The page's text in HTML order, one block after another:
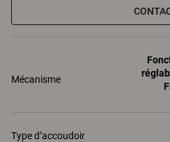
Mécanisme
Type d’accoudoir